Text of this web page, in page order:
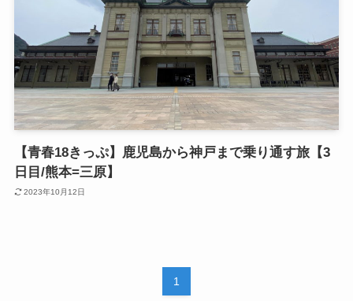
【青春18きっぷ】鹿児島から神戸まで乗り通す旅【3
日目/熊本=三原】
2023年10月12日
1